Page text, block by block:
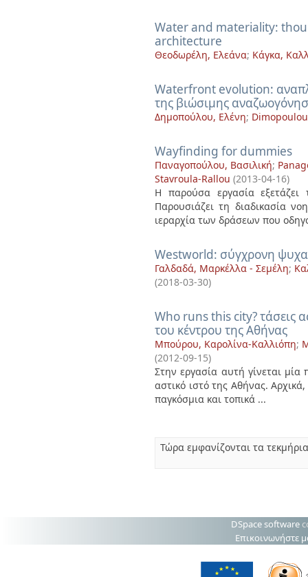
Water and materiality:
architecture
Θεοδωρέλη, Ελεάνα; Κάγκα,
Waterfront evolution:
της βιώσιμης
Δημοπούλου, Ελένη;
Wayfinding for dummies
Παναγοπούλου, Βασιλική;
Stavroula-Rallou (2013-04-16)
Η παρούσα εργασία
Παρουσιάζει τη διαδικασία
ιεραρχία των δράσεων που
Westworld: σύγχρονη
Γαλδαδά, Μαρκέλλα - Σεμέλη;
(2018-03-30)
Who runs this city? τάσεις
του κέντρου της Αθήνας
Μπούρου, Καρολίνα-Καλλιόπη;
(2012-09-15)
Στην εργασία αυτή γίνεται
αστικό ιστό της Αθήνας.
παγκόσμια και τοπικά ...
Τώρα εμφανίζονται τα
DSpace software
Επικοινωνήστε